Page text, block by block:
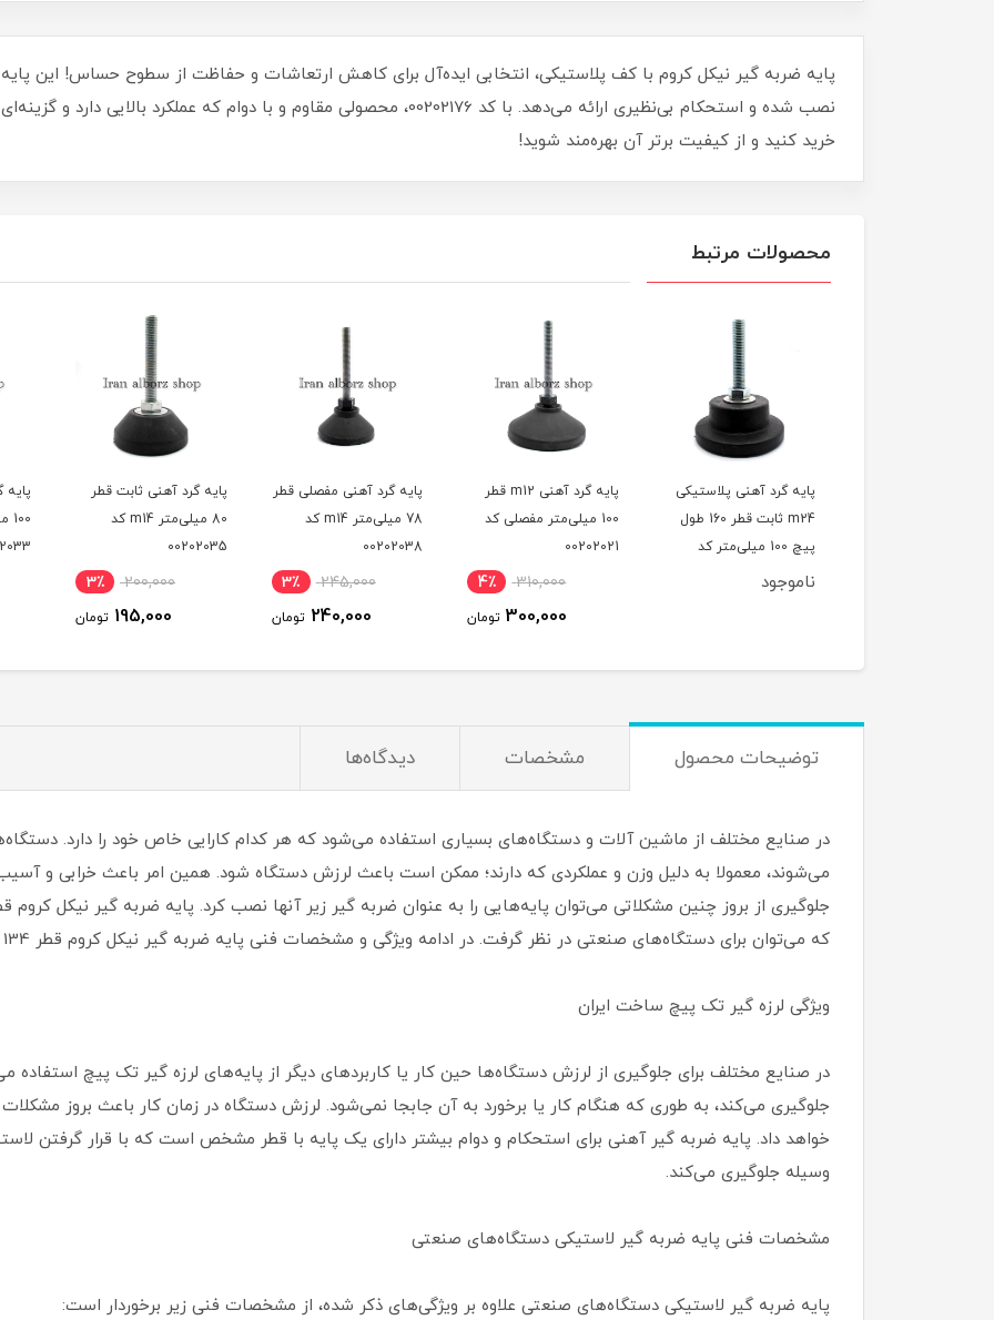
نصب شده و استحکام بی‌نظیری ارائه می‌دهد. با کد 00202176، محصولی مقاوم و با دوام که
خرید کنید و از کیفیت برتر آن بهره‌مند شوید!
محصولات مرتبط
پایه گرد آهنی m12 قطر
100 میلی‌متر مفصلی کد
00202021
310,000
پایه گرد آهنی مفصلی قطر
78 میلی‌متر m14 کد
00202038
245,000 3٪
240,000 تومان
پایه گرد آهنی ثابت قطر
80 میلی‌متر m14 کد
00202035
200,000 3٪
195,000 تومان
پایه گرد آهنی ثابت قطر
100 میلی‌متر m14 کد
00202033
255,000 2٪
252,000 تومان
توضیحات محصول مشخصات دیدگاه‌ها
در صنایع مختلف از ماشین آلات و دستگاه‌های بسیاری استفاده می‌شود که هر کدام کارایی خاص خود را دارد.
می‌شوند، معمولا به دلیل وزن و عملکردی که دارند؛ ممکن است باعث لرزش دستگاه شود. همین امر باعث خرابی و آسیب
که می‌توان برای دستگاه‌های صنعتی در نظر گرفت. در ادامه ویژگی و مشخصات فنی پایه ضربه گیر نیکل کروم قطر 134 میلی‌متر شرح داده می‌شود.
ویژگی لرزه گیر تک پیچ ساخت ایران
در صنایع مختلف برای جلوگیری از لرزش دستگاه‌ها حین کار یا کاربردهای دیگر از پایه‌های لرزه گیر تک پیچ
جلوگیری می‌کند، به طوری که هنگام کار یا برخورد به آن جابجا نمی‌شود. لرزش دستگاه در زمان کار باعث بروز
خواهد داد. پایه ضربه گیر آهنی برای استحکام و دوام بیشتر دارای یک پایه با قطر مشخص است که با قرار گرفتن
وسیله جلوگیری می‌کند.
مشخصات فنی پایه ضربه گیر لاستیکی دستگاه‌های صنعتی
پایه ضربه گیر لاستیکی دستگاه‌های صنعتی علاوه بر ویژگی‌های ذکر شده، از مشخصات فنی زیر برخوردار است: